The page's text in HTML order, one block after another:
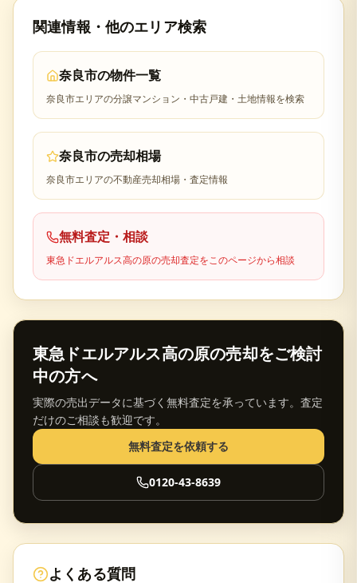
関連情報・他のエリア検索
奈良市の物件一覧
奈良市エリアの分譲マンション・中古戸建・土地情報を検索
奈良市の売却相場
奈良市エリアの不動産売却相場・査定情報
無料査定・相談
東急ドエルアルス高の原の売却査定をこのページから相談
東急ドエルアルス高の原の売却をご検討
中の方へ
実際の売出データに基づく無料査定を承っています。査定
だけのご相談も歓迎です。
無料査定を依頼する
0120-43-8639
よくある質問